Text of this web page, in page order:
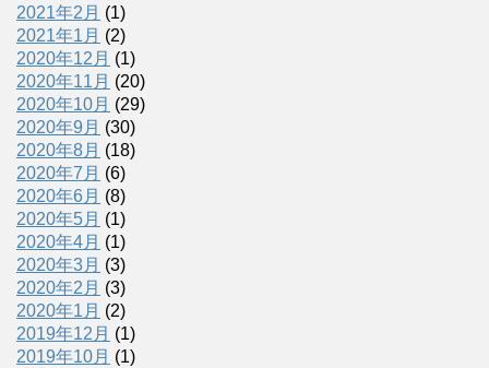
2021年2月 (1)
2021年1月 (2)
2020年12月 (1)
2020年11月 (20)
2020年10月 (29)
2020年9月 (30)
2020年8月 (18)
2020年7月 (6)
2020年6月 (8)
2020年5月 (1)
2020年4月 (1)
2020年3月 (3)
2020年2月 (3)
2020年1月 (2)
2019年12月 (1)
2019年10月 (1)